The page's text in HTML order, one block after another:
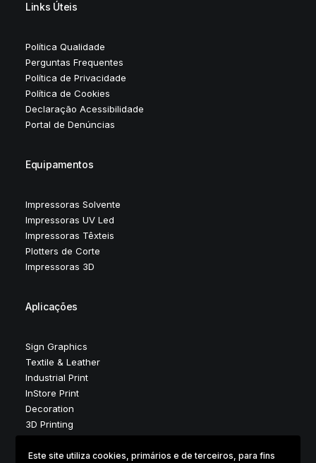
Links Úteis
Política Qualidade
Perguntas Frequentes
Política de Privacidade
Política de Cookies
Declaração Acessibilidade
Portal de Denúncias
Equipamentos
Impressoras Solvente
Impressoras UV Led
Impressoras Têxteis
Plotters de Corte
Impressoras 3D
Aplicações
Sign Graphics
Textile & Leather
Industrial Print
InStore Print
Decoration
3D Printing
Este site utiliza cookies, primários e de terceiros, para fins